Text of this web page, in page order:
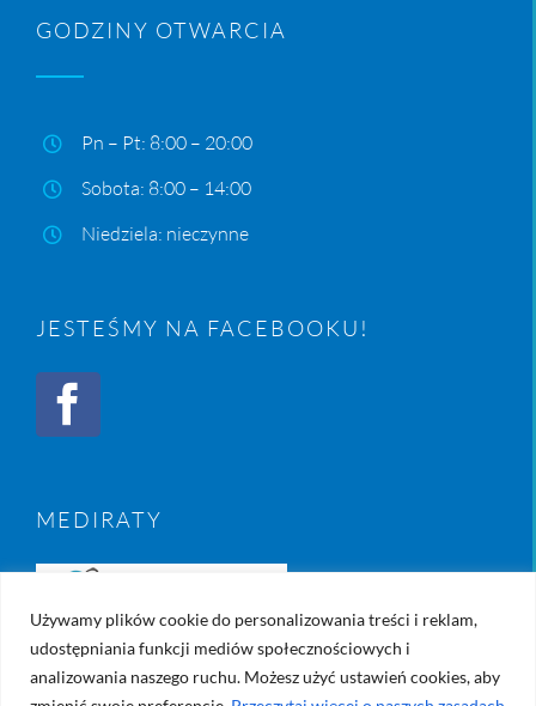
Używamy plików cookie do personalizowania treści i reklam,
udostępniania funkcji mediów społecznościowych i
analizowania naszego ruchu. Możesz użyć ustawień cookies, aby
GODZINY OTWARCIA
Pn – Pt: 8:00 – 20:00
Sobota: 8:00 – 14:00
Niedziela: nieczynne
JESTEŚMY NA FACEBOOKU!
MEDIRATY